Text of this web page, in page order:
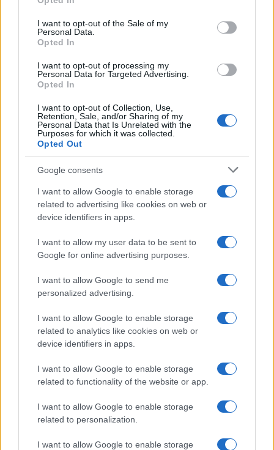
use your data for below specified purposes in below Google
consent section.
I want to opt-out of the Sale of my
Personal Data.
Opted In
I want to opt-out of processing my
Personal Data for Targeted Advertising.
Opted In
I want to opt-out of Collection, Use,
Retention, Sale, and/or Sharing of my
Personal Data that Is Unrelated with the
Purposes for which it was collected.
Opted Out
Google consents
I want to allow Google to enable storage
related to advertising like cookies on web or
device identifiers in apps.
I want to allow my user data to be sent to
Google for online advertising purposes.
I want to allow Google to send me
personalized advertising.
I want to allow Google to enable storage
related to analytics like cookies on web or
device identifiers in apps.
I want to allow Google to enable storage
related to functionality of the website or app.
I want to allow Google to enable storage
related to personalization.
I want to allow Google to enable storage
Lesújtva fogadtuk a hírt: meghalt a Rebbe
bizalmasa